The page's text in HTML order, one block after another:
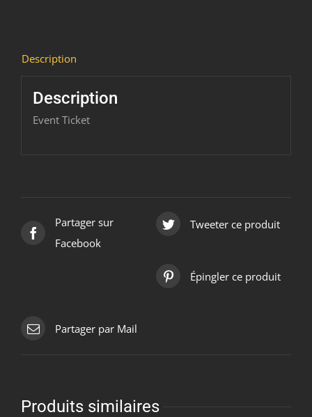
Description
Description
Event Ticket
Partager sur
Facebook
Tweeter ce produit
Épingler ce produit
Partager par Mail
Produits similaires